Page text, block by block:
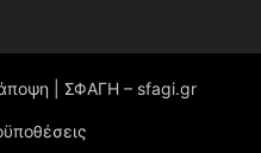
| ΣΦΑΓΗ – sfagi.gr